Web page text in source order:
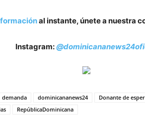
al instante, únete a nuestra
Instagram:
demanda dominicananews24 Donante de
RepúblicaDominicana